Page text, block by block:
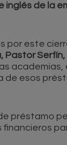
de la
por este
Pastor Serfín,
academias,
de esos
préstamo